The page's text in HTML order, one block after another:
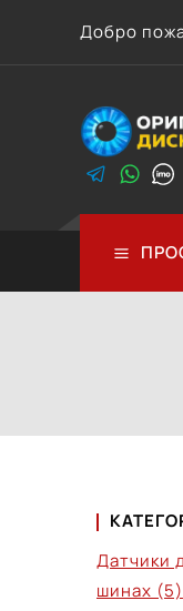
Добро
Датчики
шинах (5)